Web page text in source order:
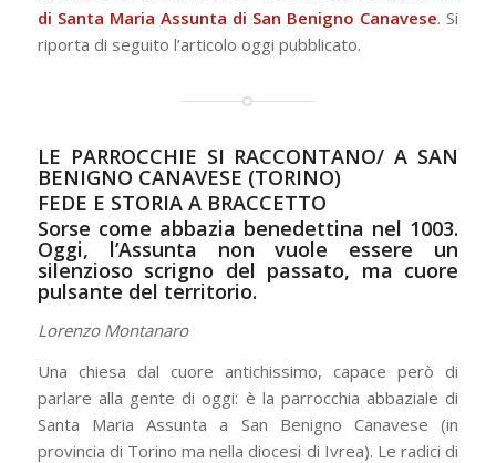
di Santa Maria Assunta di San Benigno Canavese. Si
riporta di seguito l’articolo oggi pubblicato.
LE PARROCCHIE SI RACCONTANO/ A SAN
BENIGNO CANAVESE (TORINO)
FEDE E STORIA A BRACCETTO
Sorse come abbazia benedettina nel 1003.
Oggi, l’Assunta non vuole essere un
silenzioso scrigno del passato, ma cuore
pulsante del territorio.
Lorenzo Montanaro
Una chiesa dal cuore antichissimo, capace però di
parlare alla gente di oggi: è la parrocchia abbaziale di
Santa Maria Assunta a San Benigno Canavese (in
provincia di Torino ma nella diocesi di Ivrea). Le radici di